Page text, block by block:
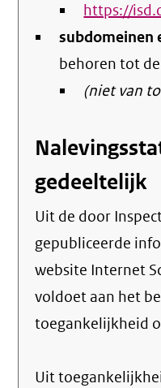
https://
subdomeinen
behoren tot
(niet van
gedeeltelijk
Uit de door Inspectie van het Onderwijs
gepubliceerde
website Internet
voldoet aan het
toegankelijkheid
Uit